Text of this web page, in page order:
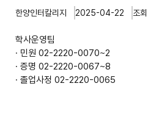
한양인터칼리지 2025-04-22 조
학사운영팀
· 민원 02-2220-0070~2
· 증명 02-2220-0067~8
· 졸업사정 02-2220-0065